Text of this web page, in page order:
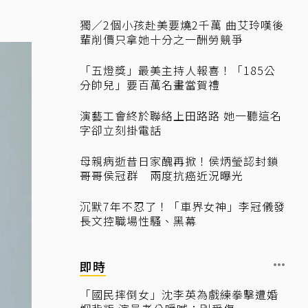
獨／2個小孩赴美要燒2千萬 曲艾玲嘆後
輩削價只拿她十分之一酬勞競爭
「五燈獎」最美主持人報喜！「185公
分帥兒」要百萬名畫當賀禮
演藝工會終於聯絡上田路路 她一聽這名
字卻立刻掛電話
母親病逝昔日家醜再掀！侯炳瑩認封鎖
哥哥侯冠群 兩度抗癌近況曝光
沉默7年不忍了！「車界女神」李冠儀發
長文控職場性騷、黑幕
即時
「國民摔倒女」沈李英為戲練拳擊遭婚